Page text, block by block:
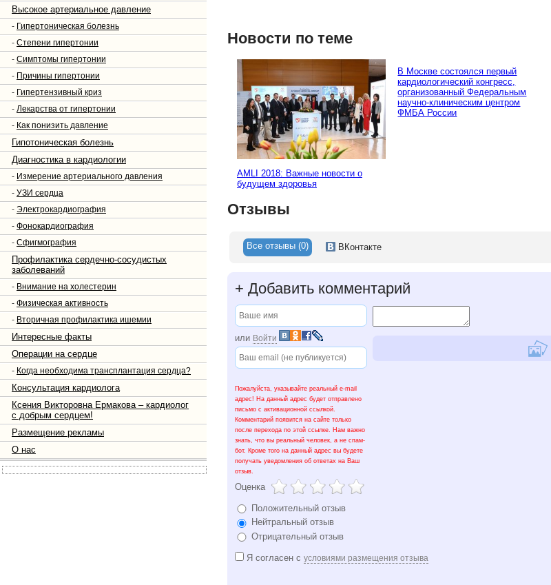
Высокое артериальное давление
- Гипертоническая болезнь
- Степени гипертонии
- Симптомы гипертонии
- Причины гипертонии
- Гипертензивный криз
- Лекарства от гипертонии
- Как понизить давление
Гипотоническая болезнь
Диагностика в кардиологии
- Измерение артериального давления
- УЗИ сердца
- Электрокардиография
- Фонокардиография
- Сфигмография
Профилактика сердечно-сосудистых
заболеваний
- Внимание на холестерин
- Физическая активность
- Вторичная профилактика ишемии
Интересные факты
Операции на сердце
- Когда необходима трансплантация сердца?
Консультация кардиолога
Ксения Викторовна Ермакова – кардиолог
с добрым сердцем!
Размещение рекламы
О нас
Новости по теме
AMLI 2018: Важные новости о
будущем здоровья
В Москве состоялся первый
кардиологический конгресс,
организованный Федеральным
научно-клиническим центром
ФМБА России
Отзывы
Все отзывы (0) ВКонтакте
+ Добавить комментарий
или Войти
Пожалуйста, указывайте реальный e-mail
адрес! На данный адрес будет отправлено
письмо с активационной ссылкой.
Комментарий появится на сайте только
после перехода по этой ссылке. Нам важно
знать, что вы реальный человек, а не спам-
бот. Кроме того на данный адрес вы будете
получать уведомления об ответах на Ваш
отзыв.
Оценка
Положительный отзыв
Нейтральный отзыв
Отрицательный отзыв
Я согласен с условиями размещения отзыва